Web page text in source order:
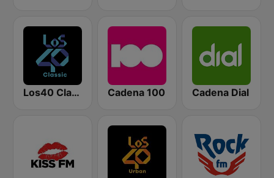
Los40 Classic Cadena 100 Cadena Dial